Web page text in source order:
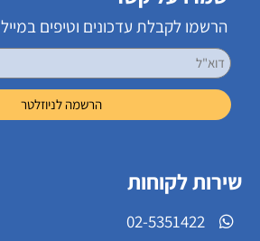
הרשמו לקבלת עדכונים וטיפים במייל
שירות לקוחות
02-5351422